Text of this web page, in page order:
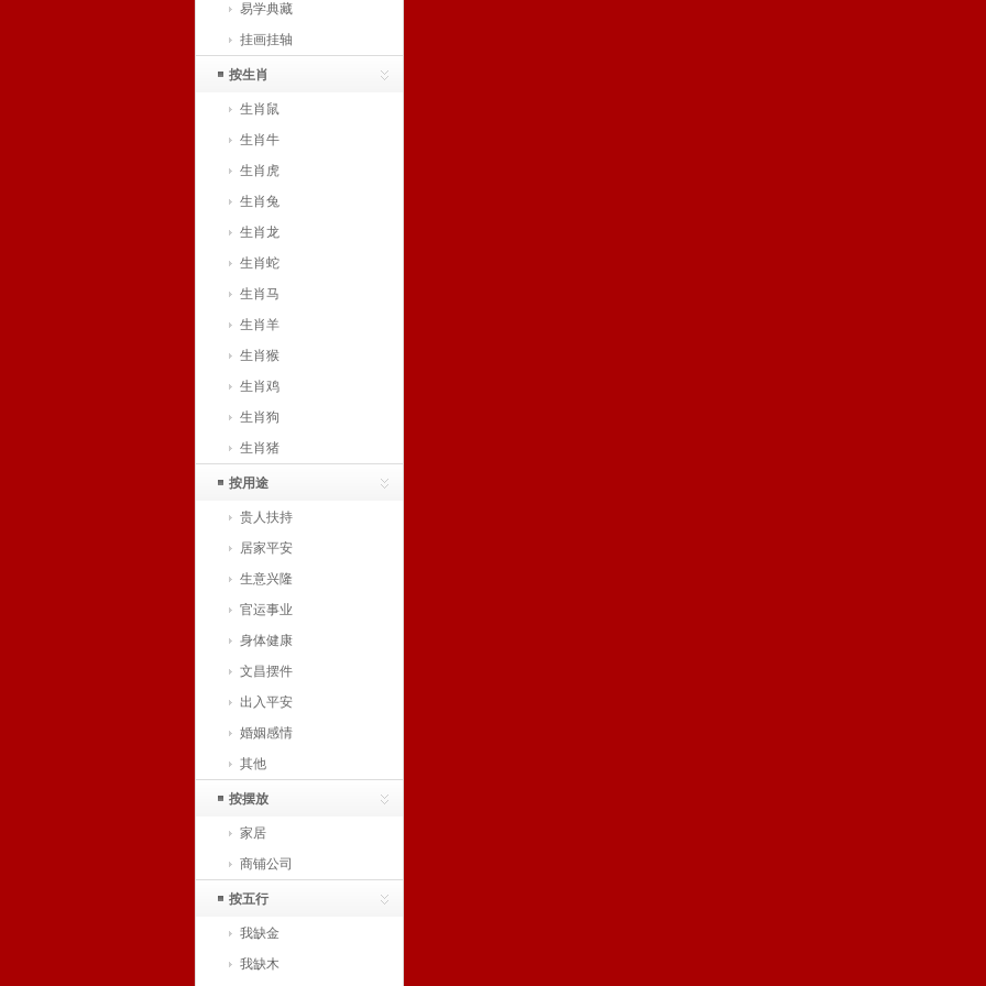
易学典藏
挂画挂轴
按生肖
生肖鼠
生肖牛
生肖虎
生肖兔
生肖龙
生肖蛇
生肖马
生肖羊
生肖猴
生肖鸡
生肖狗
生肖猪
按用途
贵人扶持
居家平安
生意兴隆
官运事业
身体健康
文昌摆件
出入平安
婚姻感情
其他
按摆放
家居
商铺公司
按五行
我缺金
我缺木